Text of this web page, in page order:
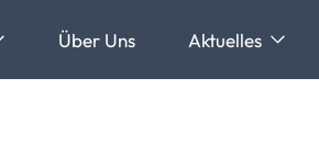
Über Uns Aktuelles